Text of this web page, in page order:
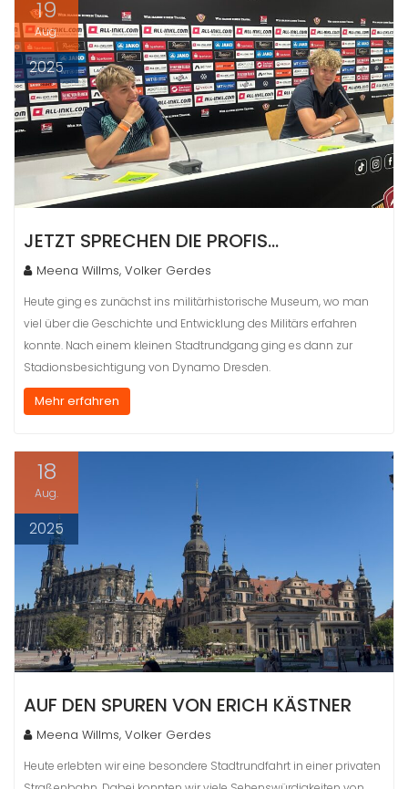
19
Aug.
2025
JETZT SPRECHEN DIE PROFIS…
Meena Willms, Volker Gerdes
Heute ging es zunächst ins militärhistorische Museum, wo man
viel über die Geschichte und Entwicklung des Militärs erfahren
konnte. Nach einem kleinen Stadtrundgang ging es dann zur
Stadionsbesichtigung von Dynamo Dresden.
Mehr erfahren
18
Aug.
2025
AUF DEN SPUREN VON ERICH KÄSTNER
Meena Willms, Volker Gerdes
Heute erlebten wir eine besondere Stadtrundfahrt in einer privaten